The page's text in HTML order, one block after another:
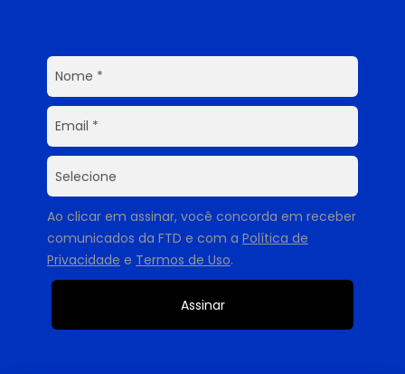
Ao clicar em assinar, você concorda em receber
comunicados da FTD e com a Política de
Privacidade e Termos de Uso.
Assinar